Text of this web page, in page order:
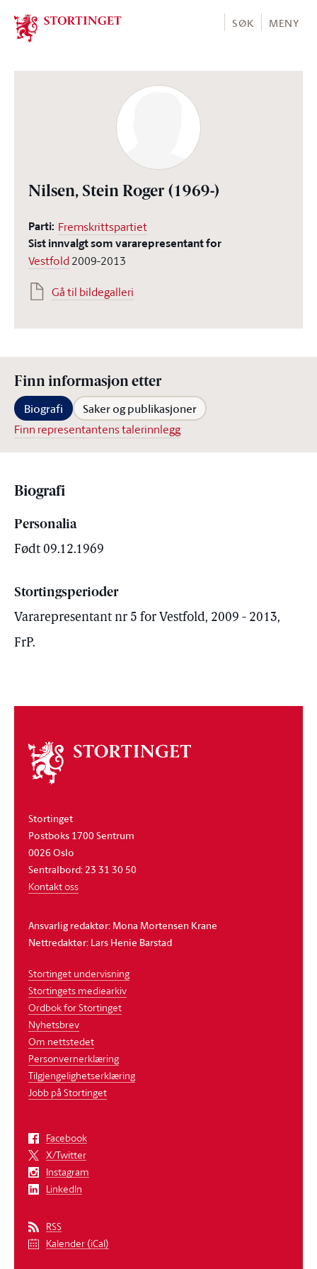
Stortinget.no
SØK MENY
Nilsen, Stein Roger (1969-)
Parti: Fremskrittspartiet
Sist innvalgt som vararepresentant for
Vestfold 2009-2013
Gå til bildegalleri
Finn informasjon etter
Biografi Saker og publikasjoner
Finn representantens talerinnlegg
Biografi
Personalia
Født 09.12.1969
Stortingsperioder
Vararepresentant nr 5 for Vestfold, 2009 - 2013,
FrP.
Om
stortinget
Stortinget
Postboks 1700 Sentrum
0026 Oslo
Sentralbord: 23 31 30 50
Kontakt oss
Ansvarlig redaktør: Mona Mortensen Krane
Nettredaktør: Lars Henie Barstad
Stortinget undervisning
Stortingets mediearkiv
Ordbok for Stortinget
Nyhetsbrev
Om nettstedet
Personvernerklæring
Tilgjengelighetserklæring
Jobb på Stortinget
Facebook
X/Twitter
Instagram
LinkedIn
RSS
Kalender (iCal)